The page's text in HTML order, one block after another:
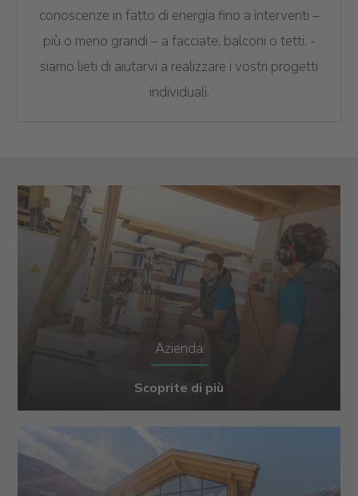
conoscenze in fatto di energia fino a interventi –
più o meno grandi – a facciate, balconi o tetti: -
siamo lieti di aiutarvi a realizzare i vostri progetti
individuali.
Azienda
Scoprite di più